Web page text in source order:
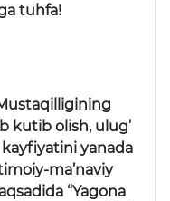
tuhfa!
kutib olish, ulug’
yanada
ma’naviy
“Yagona